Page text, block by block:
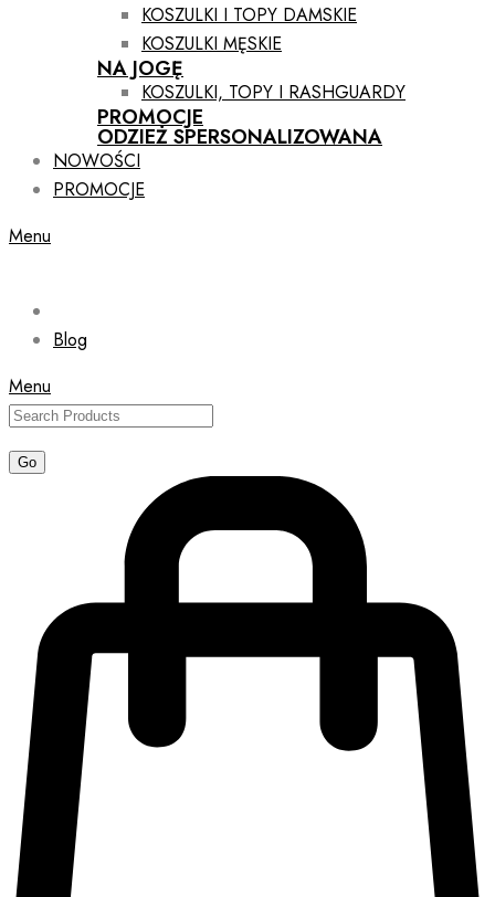
KOSZULKI I TOPY DAMSKIE
KOSZULKI MĘSKIE
NA JOGĘ
KOSZULKI, TOPY I RASHGUARDY
PROMOCJE
ODZIEŻ SPERSONALIZOWANA
NOWOŚCI
PROMOCJE
Menu
Blog
Menu